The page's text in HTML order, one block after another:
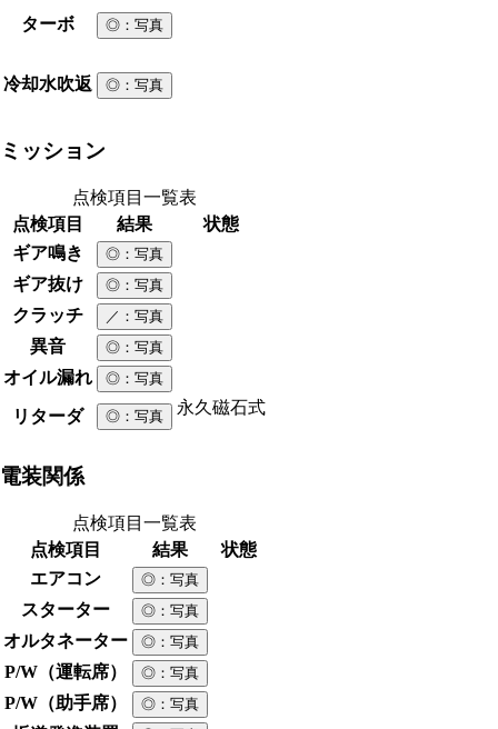
ターボ ◎ ：写真
冷却水吹返 ◎ ：写真
ミッション
点検項目一覧表
点検項目
結果
状態
ギア鳴き
◎ ：写真
ギア抜け ◎ ：写真
クラッチ ／ ：写真
異音 ◎ ：写真
オイル漏れ ◎ ：写真
リターダ ◎ ：写真 永久磁石式
電装関係
点検項目一覧表
点検項目
結果
状態
エアコン
◎ ：写真
スターター ◎ ：写真
オルタネーター ◎ ：写真
P/W（運転席） ◎ ：写真
P/W（助手席） ◎ ：写真